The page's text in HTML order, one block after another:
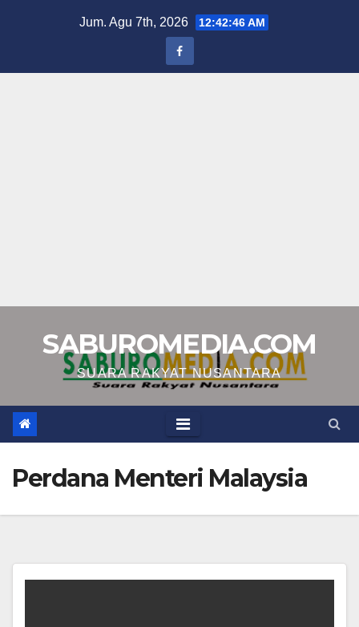
Jum. Agu 7th, 2026 12:42:47 AM
SABUROMEDIA.COM
SUARA RAKYAT NUSANTARA
Perdana Menteri Malaysia